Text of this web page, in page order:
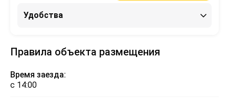
Удобства
Правила объекта размещения
Время заезда:
с 14:00